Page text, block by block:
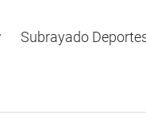
Subrayado